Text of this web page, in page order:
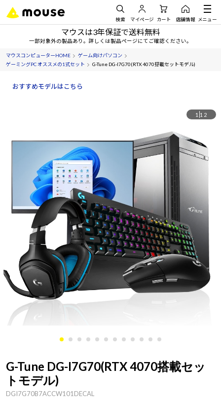
検索 マイページ カート 店舗情報 メニュー
マウスは3年保証で送料無料
一部対象外の製品あり。詳しくは製品ページにてご確認ください。
マウスコンピューターHOME
ゲーム向けパソコン
ゲーミングPC オススメの1式セット
G-Tune DG-I7G70(RTX 4070搭載セットモデル)
おすすめモデルはこちら
1 12
G-Tune DG-I7G70(RTX 4070搭載セッ
トモデル)
DGI7G70B7ACCW101DECAL